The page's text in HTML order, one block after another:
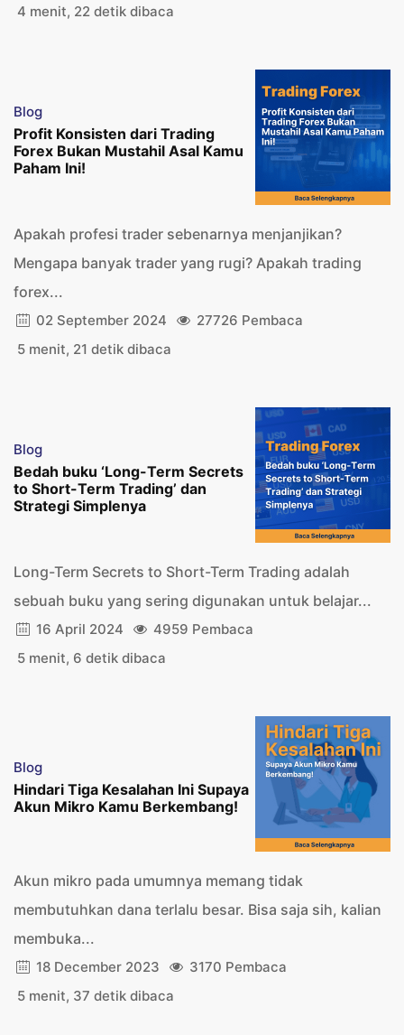
4 menit, 22 detik dibaca
Blog
Profit Konsisten dari Trading
Forex Bukan Mustahil Asal Kamu
Paham Ini!
Apakah profesi trader sebenarnya menjanjikan?
Mengapa banyak trader yang rugi? Apakah trading
forex...
02 September 2024
27726 Pembaca
5 menit, 21 detik dibaca
Blog
Bedah buku ‘Long-Term Secrets
to Short-Term Trading’ dan
Strategi Simplenya
Long-Term Secrets to Short-Term Trading adalah
sebuah buku yang sering digunakan untuk belajar...
16 April 2024
4959 Pembaca
5 menit, 6 detik dibaca
Blog
Hindari Tiga Kesalahan Ini Supaya
Akun Mikro Kamu Berkembang!
Akun mikro pada umumnya memang tidak
membutuhkan dana terlalu besar. Bisa saja sih, kalian
membuka...
18 December 2023
3170 Pembaca
5 menit, 37 detik dibaca